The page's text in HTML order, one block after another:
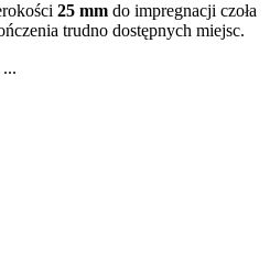
25 mm do impregnacji czoła
trudno dostępnych miejsc.